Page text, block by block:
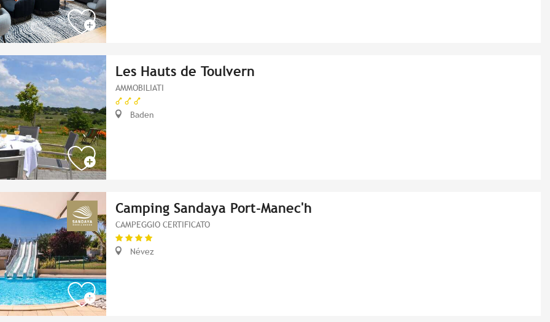
Les Hauts de Toulvern
AMMOBILIATI
Baden
Camping Sandaya Port-Manec'h
CAMPEGGIO CERTIFICATO
Névez